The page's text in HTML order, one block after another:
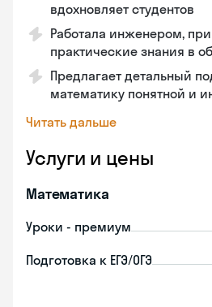
вдохновляет студентов
Работала инженером,
практические знания в
Предлагает детальный
математику понятной и
Читать дальше
Услуги и цены
Математика
Уроки - премиум
Подготовка к ЕГЭ/ОГЭ